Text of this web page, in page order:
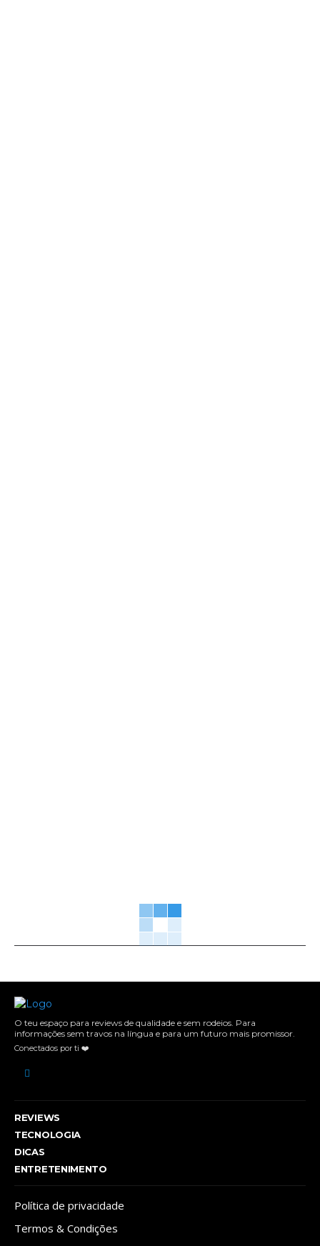
O teu espaço para reviews de qualidade e sem rodeios. Para
informações sem travos na língua e para um futuro mais promissor.
Conectados por ti ❤️
REVIEWS
TECNOLOGIA
DICAS
ENTRETENIMENTO
Política de privacidade
Termos & Condições